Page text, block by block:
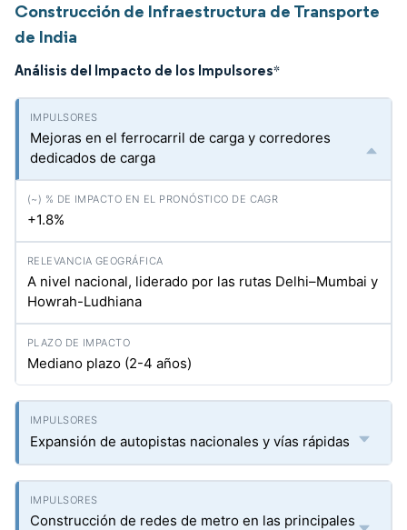
Construcción de Infraestructura de Transporte
de India
Análisis del Impacto de los Impulsores*
Mejoras en el ferrocarril de carga y corredores
dedicados de carga
+1.8%
A nivel nacional, liderado por las rutas Delhi–Mumbai y
Howrah-Ludhiana
Mediano plazo (2-4 años)
Expansión de autopistas nacionales y vías rápidas
Construcción de redes de metro en las principales